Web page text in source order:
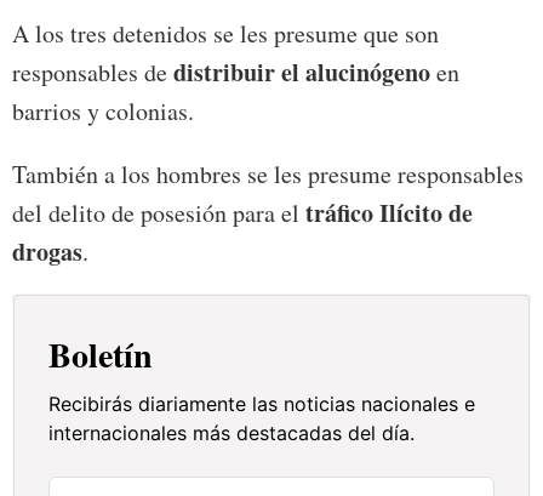
A los tres detenidos se les presume que son
responsables dedistribuir el alucinógenoen
barrios y colonias.
También a los hombres se les presume responsables
del delito de posesión para el tráfico Ilícito de
drogas.
Boletín
Recibirás diariamente las noticias nacionales e
internacionales más destacadas del día.